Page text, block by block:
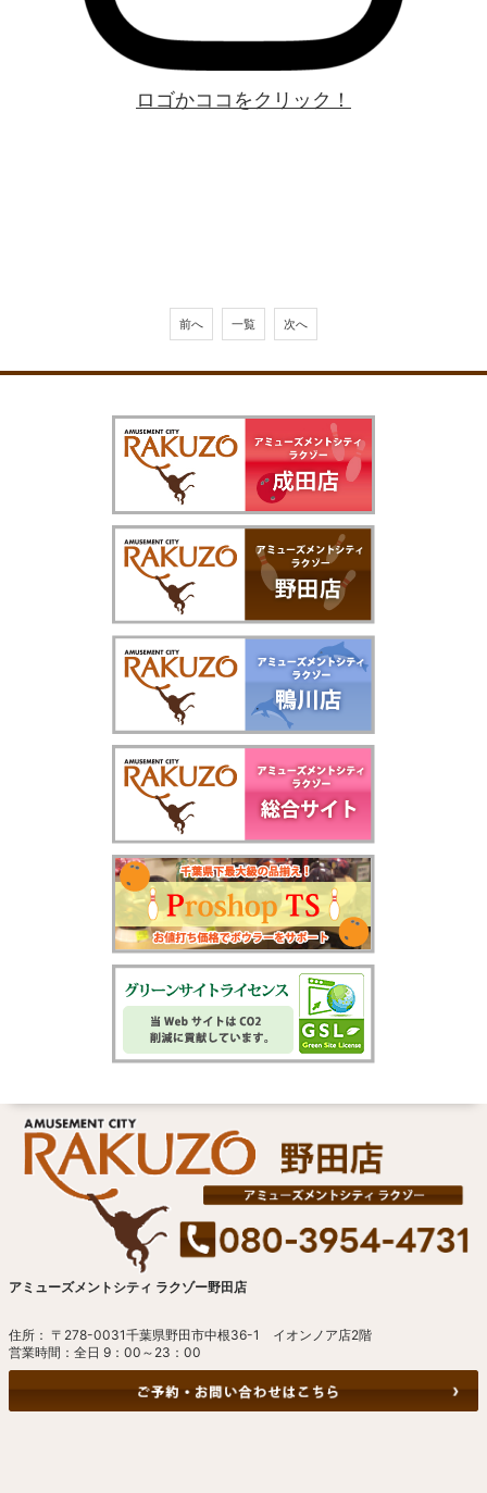
ロゴかココをクリック！
前へ 一覧 次へ
アミューズメントシティ ラクゾー野田店
住所： 〒278-0031千葉県野田市中根36-1 イオンノア店2階
営業時間：全日 9：00～23：00